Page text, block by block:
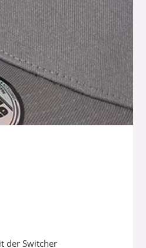
der Switcher